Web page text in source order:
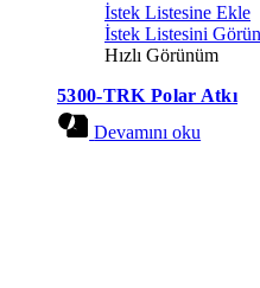
İstek Listesine Ekle
İstek Listesini
Hızlı Görünüm
5300-TRK Polar Atkı
Devamını oku